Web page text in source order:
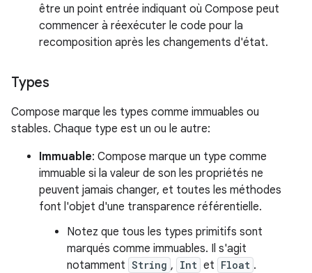
être un point entrée indiquant où Compose peut
commencer à réexécuter le code pour la
recomposition après les changements d'état.
Types
Compose marque les types comme immuables ou
stables. Chaque type est un ou le autre:
Immuable: Compose marque un type comme
immuable si la valeur de son les propriétés ne
peuvent jamais changer, et toutes les méthodes
font l'objet d'une transparence référentielle.
Notez que tous les types primitifs sont
marqués comme immuables. Il s'agit
notamment String , Int et Float .